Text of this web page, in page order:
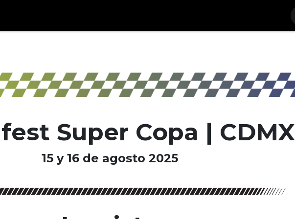
Super Copa | CDMX
15 y 16 de agosto 2025